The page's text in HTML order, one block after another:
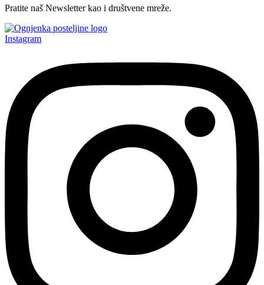
Pratite naš Newsletter kao i društvene mreže.
Instagram